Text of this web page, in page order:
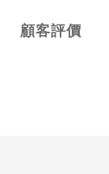
顧客評價